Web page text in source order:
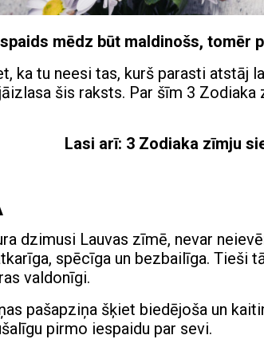
mēdz būt maldinošs, tomēr
ka tu neesi tas, kurš parasti atstāj
šis raksts. Par šīm 3
Lasi arī: 3 Zodiaka zīmju
dzimusi Lauvas zīmē, nevar
spēcīga un bezbailīga. Tieši
valdonīgi.
pašapziņa šķiet biedējoša un
pirmo iespaidu par sevi.